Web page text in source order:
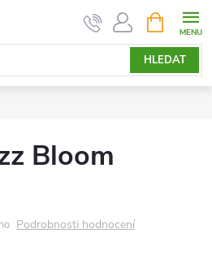
HLEDAT
NÁKUPNÍ
KOŠÍK
Bloom
Podrobnosti hodnocení